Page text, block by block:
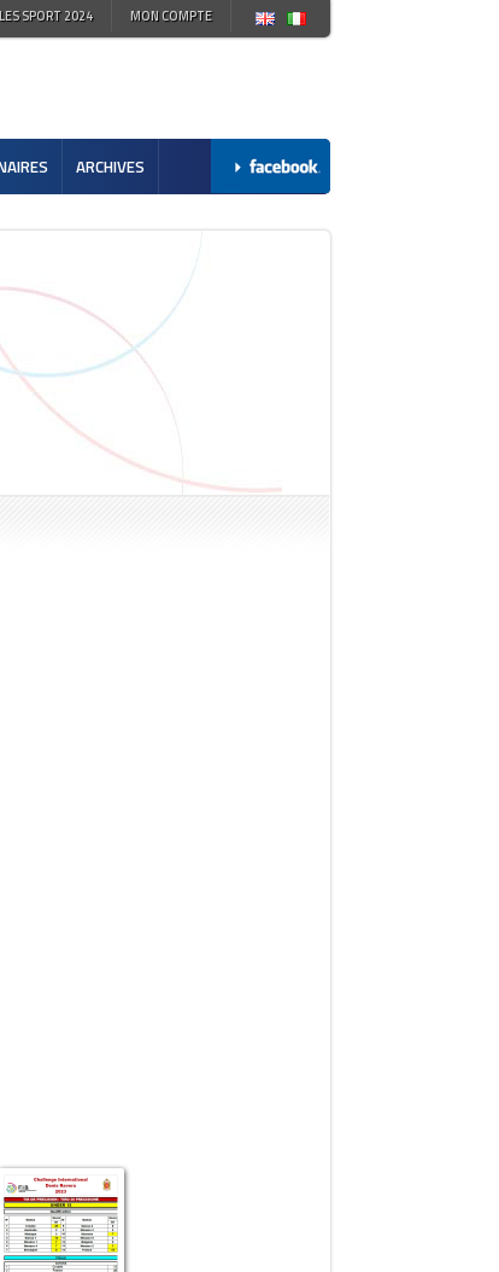
SPORT 2024 MON COMPTE
ARCHIVES